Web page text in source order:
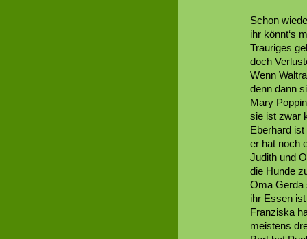
Schon
ihr könnt‘s
Trauriges
doch
Wenn
denn dann
Mary
sie ist zwar
Eberhard
er hat noch
Judith und
die Hunde
Oma Gerda
ihr Essen
Franziska
meistens